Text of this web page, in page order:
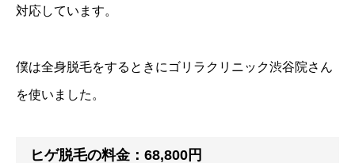
対応しています。
僕は全身脱毛をするときにゴリラクリニック渋谷院さん
を使いました。
ヒゲ脱毛の料金：68,800円